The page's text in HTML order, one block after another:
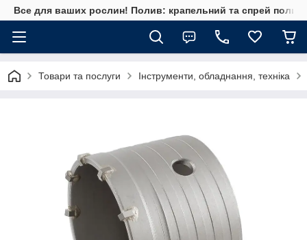
Все для ваших рослин! Полив: крапельний та спрей полив,
Товари та послуги Інструменти, обладнання, техніка